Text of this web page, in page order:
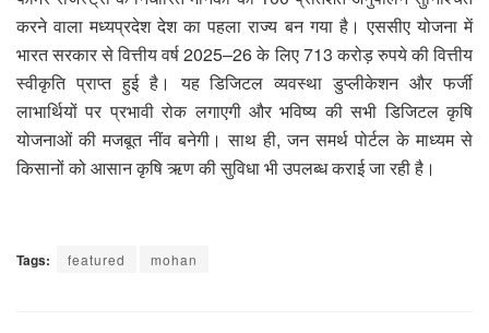
करने वाला मध्यप्रदेश देश का पहला राज्य बन गया है। एससीए योजना में
भारत सरकार से वित्तीय वर्ष 2025–26 के लिए 713 करोड़ रुपये की वित्तीय
स्वीकृति प्राप्त हुई है। यह डिजिटल व्यवस्था डुप्लीकेशन और फर्जी
लाभार्थियों पर प्रभावी रोक लगाएगी और भविष्य की सभी डिजिटल कृषि
योजनाओं की मजबूत नींव बनेगी। साथ ही, जन समर्थ पोर्टल के माध्यम से
किसानों को आसान कृषि ऋण की सुविधा भी उपलब्ध कराई जा रही है।
Tags: featured mohan